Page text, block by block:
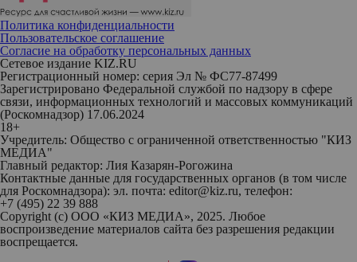
Политика конфиденциальности
Пользовательское соглашение
Согласие на обработку персональных данных
Сетевое издание KIZ.RU
Регистрационный номер: серия Эл № ФС77-87499
Зарегистрировано Федеральной службой по надзору в сфере
связи, информационных технологий и массовых коммуникаций
(Роскомнадзор) 17.06.2024
18+
Учредитель: Общество с ограниченной ответственностью "КИЗ
МЕДИА"
Главный редактор: Лия Казарян-Рогожина
Контактные данные для государственных органов (в том числе
для Роскомнадзора): эл. почта: editor@kiz.ru, телефон:
+7 (495) 22 39 888
Copyright (с) ООО «КИЗ МЕДИА», 2025. Любое
воспроизведение материалов сайта без разрешения редакции
воспрещается.